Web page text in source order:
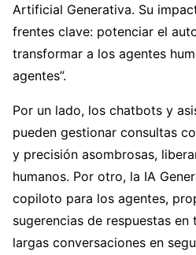
Artificial Generativa. Su
frentes clave: potenciar el
transformar a los agentes
agentes”.
Por un lado, los chatbots y
pueden gestionar consultas
y precisión asombrosas,
humanos. Por otro, la IA
copiloto para los agentes,
sugerencias de respuestas
largas conversaciones en